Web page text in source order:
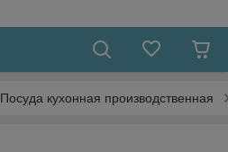
Посуда кухонная производственная